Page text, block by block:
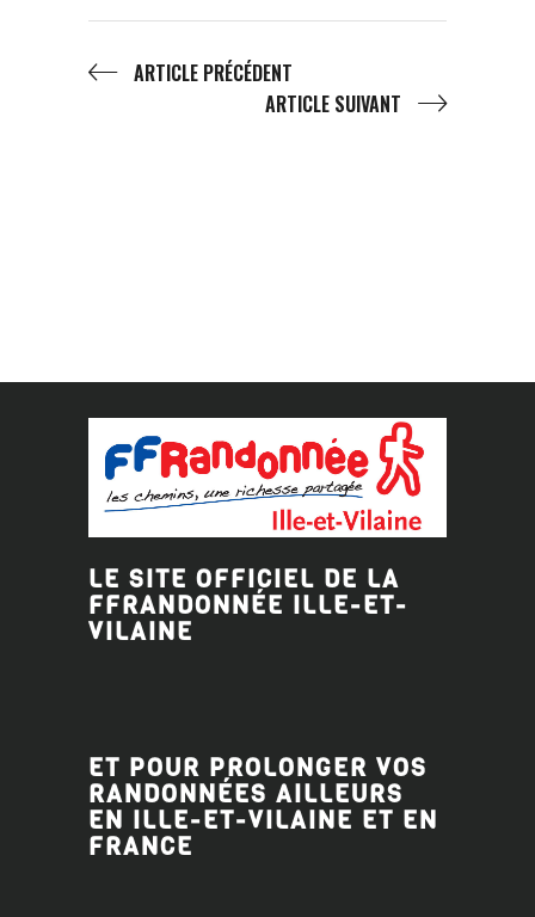
ARTICLE PRÉCÉDENT
ARTICLE SUIVANT
LE SITE OFFICIEL DE LA
FFRANDONNÉE ILLE-ET-
VILAINE
ET POUR PROLONGER VOS
RANDONNÉES AILLEURS
EN ILLE-ET-VILAINE ET EN
FRANCE